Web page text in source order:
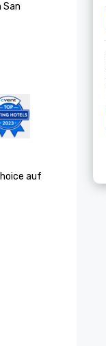
San
auf